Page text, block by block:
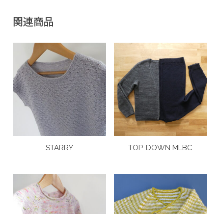
関連商品
STARRY TOP-DOWN MLBC